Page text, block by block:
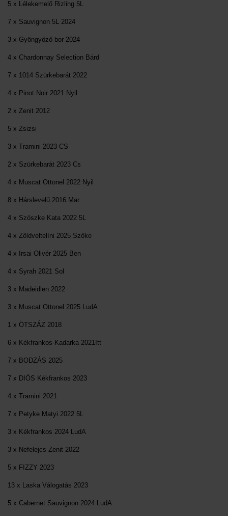
5 x Lélekemelő Rizling 5L
7 x Sauvignon 5L 2024
3 x Gyöngyöző bor 2024
4 x Chardonnay Selection Bárd
7 x 1014 Szürkebarát 2022
4 x Pinot Noir 2021 Nyil
2 x Zenit 2012
5 x Zsizsi
3 x Tramini 2023 CS
2 x Szürkebarát 2023 Cs
4 x Muscat Ottonel 2022 Nyil
8 x Hárslevelű 2016 Mar
4 x Szöszke Kata 2022 5L
4 x Zöldveltelíni 2025 Szőke
4 x Irsai Olivér 2025 Ben
4 x Syrah 2021 Sol
3 x Madeidlen 2022
3 x Muscat Ottonel 2025 LudA
1 x ÖTSZÁZ 2018
6 x Kékfrankos-Kadarka 2021Itt
7 x BODZÁS 2025
7 x DIÓS Kékfrankos 2023
4 x Tramini 2021
7 x Petyke Matyi 2022 5L
3 x Kékfrankos 2024 LudA
3 x Nefelejcs Zenit 2022
5 x FIZZY 2023
13 x Laska Válogatás 2023
5 x Cabernet Sauvignon 2024 LudA